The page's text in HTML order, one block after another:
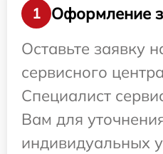
1
Оформление
Оставьте заявку
сервисного
Специалист
Вам для
индивидуальных